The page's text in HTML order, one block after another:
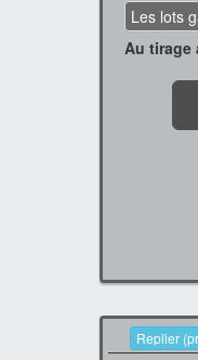
Les lots
Au tirage
Replier